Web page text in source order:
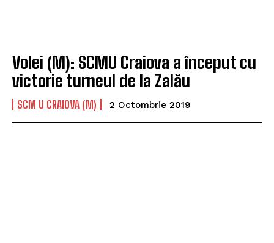
Volei (M): SCMU Craiova a început cu
victorie turneul de la Zalău
SCM U CRAIOVA (M) 2 Octombrie 2019